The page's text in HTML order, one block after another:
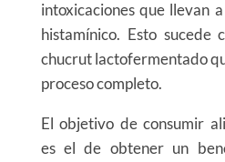
intoxicaciones que llevan
histamínico. Esto sucede
chucrut lactofermentado
proceso completo.
El objetivo de consumir
es el de obtener un